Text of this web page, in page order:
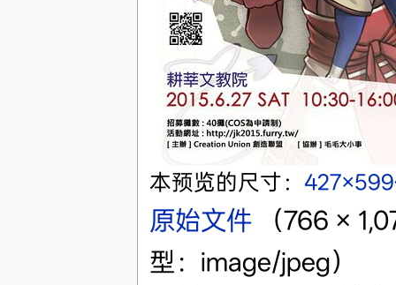
本预览的尺寸：
原始文件‎
（766 ×
型：image/jpeg）